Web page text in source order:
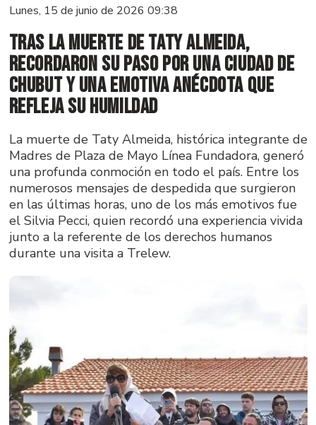
Lunes, 15 de junio de 2026 09:38
Tras la muerte de Taty Almeida,
recordaron su paso por una ciudad de
Chubut y una emotiva anécdota que
refleja su humildad
La muerte de Taty Almeida, histórica integrante de
Madres de Plaza de Mayo Línea Fundadora, generó
una profunda conmoción en todo el país. Entre los
numerosos mensajes de despedida que surgieron
en las últimas horas, uno de los más emotivos fue
el Silvia Pecci, quien recordó una experiencia vivida
junto a la referente de los derechos humanos
durante una visita a Trelew.